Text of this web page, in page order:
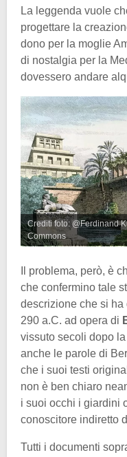
La leggenda vuole
progettare la
dono per la moglie
di nostalgia per la
dovessero andare
Crediti foto: @Ferdinand
Commons
Il problema, però, è
che confermino tale
descrizione che si
290 a.C. ad opera di
vissuto secoli dopo
anche le parole di
che i suoi testi
non è ben chiaro
i suoi occhi i giardini
conoscitore indiretto
Tutti i documenti